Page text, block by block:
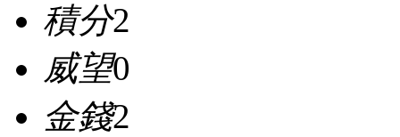
積分2
威望0
金錢2